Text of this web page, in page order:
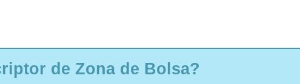
de Zona de Bolsa?